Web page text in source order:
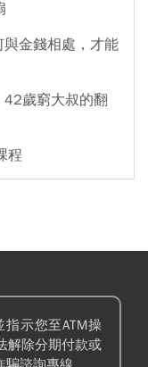
金錢相處，才能
42歲窮大叔的翻
程
指示您至ATM操
解除分期付款或